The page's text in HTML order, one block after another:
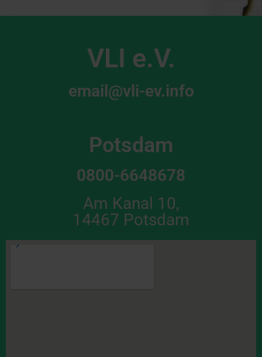
VLI e.V.
email@vli-ev.info
Potsdam
0800-6648678
Am Kanal 10,
14467 Potsdam